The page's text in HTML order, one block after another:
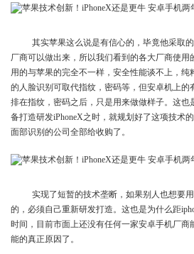
其实苹果这么说是有信心的，毕竟他采取
厂商可以做出来，所以我们看到的各大厂商使用
用的与苹果的完全不一样，安全性能谈不上，纯
的人脸识别可取代指纹，密码等，但安卓机上的
排在指纹，密码之后，只是用来做做样子。这也
备打造研发iPhoneX之时，就规划好了这项技术
面部识别的公司全部给收购了。
实现了短暂的技术垄断，如果别人也想要
的，必须自己重新研发打造。这也是为什么距
时间，目前市面上还没有任何一家安卓手机厂商
能的真正原因了。